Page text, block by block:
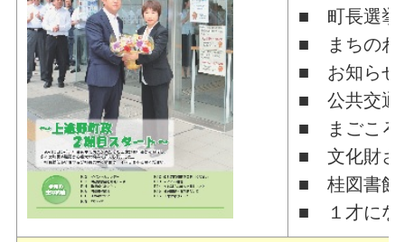
■ 町長選挙
■ まちのわ
■ お知らせ
■ 公共交通
■ まごころ
■ 文化財さ
■ 桂図書館
■ １才にな